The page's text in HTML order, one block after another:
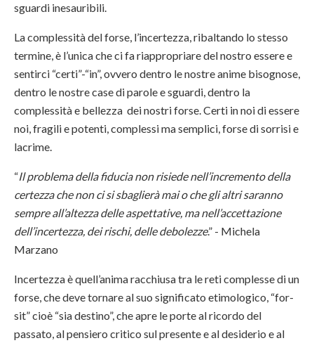
sguardi inesauribili.
La complessità del forse, l’incertezza, ribaltando lo stesso
termine, è l’unica che ci fa riappropriare del nostro essere e
sentirci “certi”-“in”, ovvero dentro le nostre anime bisognose,
dentro le nostre case di parole e sguardi, dentro la
complessità e bellezza dei nostri forse. Certi in noi di essere
noi, fragili e potenti, complessi ma semplici, forse di sorrisi e
lacrime.
“Il problema della fiducia non risiede nell’incremento della
certezza che non ci si sbaglierà mai o che gli altri saranno
sempre all’altezza delle aspettative, ma nell’accettazione
dell’incertezza, dei rischi, delle debolezze.” - Michela
Marzano
Incertezza è quell’anima racchiusa tra le reti complesse di un
forse, che deve tornare al suo significato etimologico, “for-
sit” cioè “sia destino”, che apre le porte al ricordo del
passato, al pensiero critico sul presente e al desiderio e al